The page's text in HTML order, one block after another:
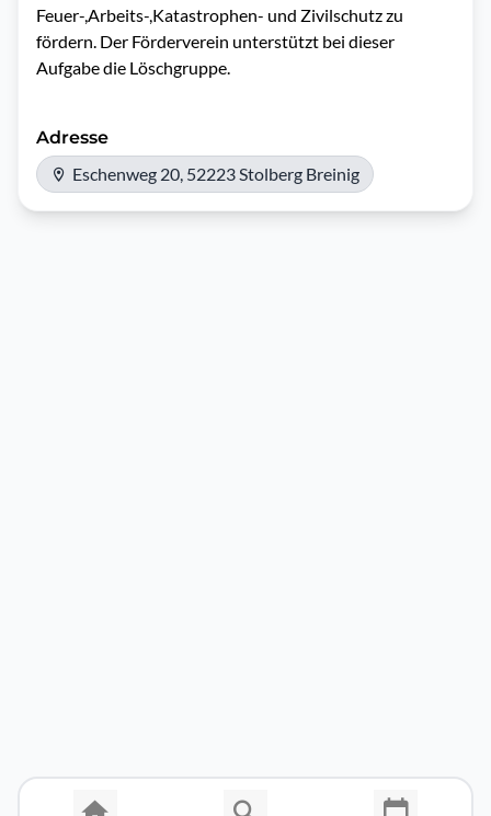
Feuer-,Arbeits-,Katastrophen- und Zivilschutz zu
fördern. Der Förderverein unterstützt bei dieser
Aufgabe die Löschgruppe.
Adresse
Eschenweg 20, 52223 Stolberg Breinig